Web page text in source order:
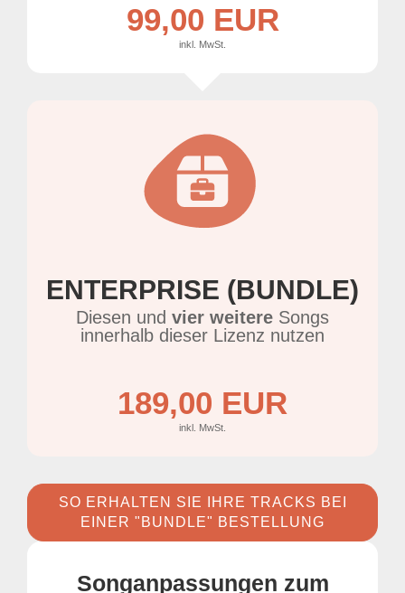
99,00 EUR
inkl. MwSt.
ENTERPRISE (BUNDLE)
Diesen und vier weitere Songs
innerhalb dieser Lizenz nutzen
189,00 EUR
inkl. MwSt.
SO ERHALTEN SIE IHRE TRACKS BEI
EINER "BUNDLE" BESTELLUNG
Songanpassungen zum